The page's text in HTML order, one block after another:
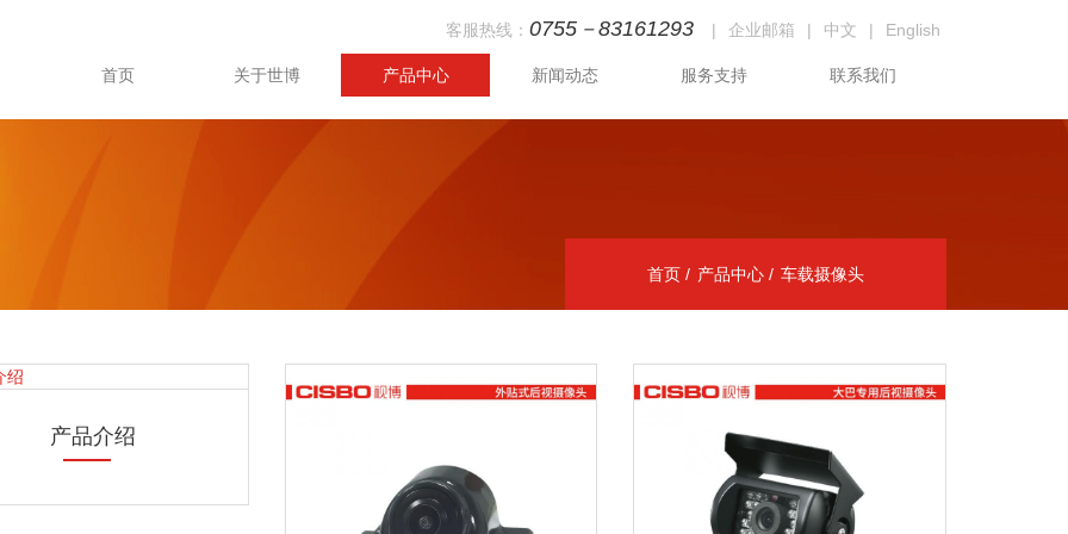
首页 关于世博 产品中心 新闻动态 服务支持 联系我们
客服热线： 0755－83161293 | 企业邮箱 | 中文 | English
首页 产品中心 车载摄像头
产品介绍